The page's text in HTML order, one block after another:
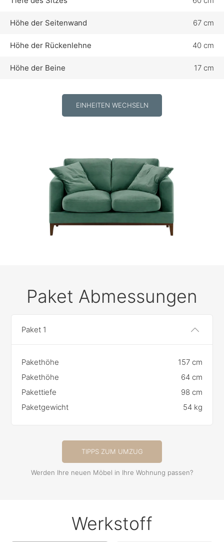
Höhe der Seitenwand 67 cm
Höhe der Rückenlehne 40 cm
Höhe der Beine 17 cm
EINHEITEN WECHSELN
Paket Abmessungen
Paket 1
Pakethöhe
157 cm
Pakethöhe
64 cm
Pakettiefe
98 cm
Paketgewicht
54 kg
TIPPS ZUM UMZUG
Werden Ihre neuen Möbel in Ihre Wohnung passen?
Werkstoff